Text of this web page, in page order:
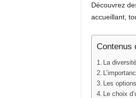
Découvrez
accueillant,
Contenus
La
Les
Le choix